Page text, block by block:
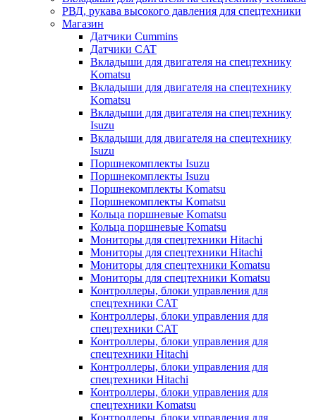
РВД, рукава высокого давления для спецтехники
Магазин
Датчики Cummins
Датчики CAT
Вкладыши для двигателя на спецтехнику
Komatsu
Вкладыши для двигателя на спецтехнику
Komatsu
Вкладыши для двигателя на спецтехнику
Isuzu
Вкладыши для двигателя на спецтехнику
Isuzu
Поршнекомплекты Isuzu
Поршнекомплекты Isuzu
Поршнекомплекты Komatsu
Поршнекомплекты Komatsu
Кольца поршневые Komatsu
Кольца поршневые Komatsu
Мониторы для спецтехники Hitachi
Мониторы для спецтехники Hitachi
Мониторы для спецтехники Komatsu
Мониторы для спецтехники Komatsu
Контроллеры, блоки управления для
спецтехники CAT
Контроллеры, блоки управления для
спецтехники CAT
Контроллеры, блоки управления для
спецтехники Hitachi
Контроллеры, блоки управления для
спецтехники Hitachi
Контроллеры, блоки управления для
спецтехники Komatsu
Контроллеры, блоки управления для